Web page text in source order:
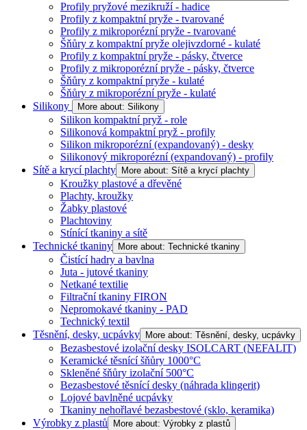
Profily pryžové mezikruží - hadice
Profily z kompaktní pryže - tvarované
Profily z mikroporézní pryže - tvarované
Šňůry z kompaktní pryže olejivzdorné - kulaté
Profily z kompaktní pryže - pásky, čtverce
Profily z mikroporézní pryže - pásky, čtverce
Šňůry z kompaktní pryže - kulaté
Šňůry z mikroporézní pryže - kulaté
Silikony
More about: Silikony
Silikon kompaktní pryž - role
Silikonová kompaktní pryž - profily
Silikon mikroporézní (expandovaný) - desky
Silikonový mikroporézní (expandovaný) - profily
Sítě a krycí plachty
More about: Sítě a krycí plachty
Kroužky plastové a dřevěné
Plachty, kroužky
Žabky plastové
Plachtoviny
Stínící tkaniny a sítě
Technické tkaniny
More about: Technické tkaniny
Čistící hadry a bavlna
Juta - jutové tkaniny
Netkané textilie
Filtrační tkaniny FIRON
Nepromokavé tkaniny - PAD
Technický textil
Těsnění, desky, ucpávky
More about: Těsnění, desky, ucpávky
Bezasbestové izolační desky ISOLCART (NEFALIT)
Keramické těsnící šňůry 1000°C
Skleněné šňůry izolační 500°C
Bezasbestové těsnící desky (náhrada klingerit)
Lojové bavlněné ucpávky
Tkaniny nehořlavé bezasbestové (sklo, keramika)
Výrobky z plastů
More about: Výrobky z plastů